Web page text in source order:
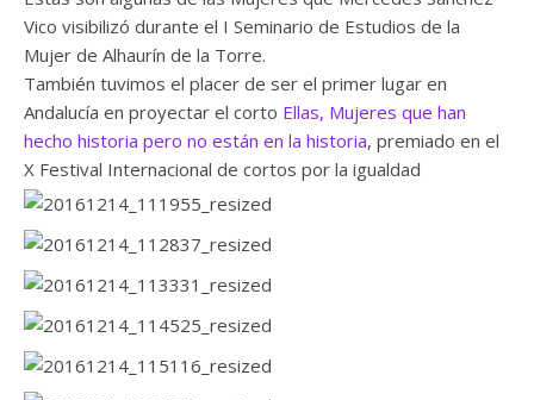
Vico visibilizó durante el I Seminario de Estudios de la
Mujer de Alhaurín de la Torre.
También tuvimos el placer de ser el primer lugar en
Andalucía en proyectar el corto Ellas, Mujeres que han
hecho historia pero no están en la historia, premiado en el
X Festival Internacional de cortos por la igualdad